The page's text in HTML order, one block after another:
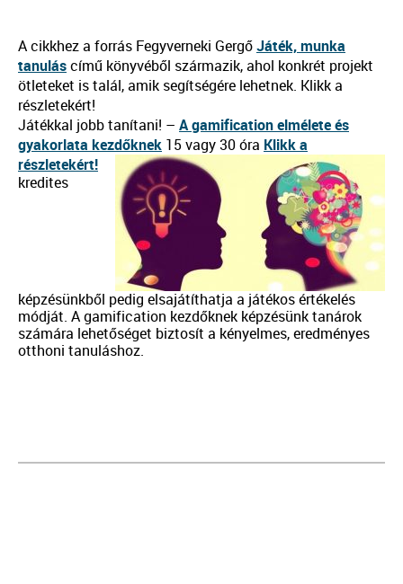
A cikkhez a forrás Fegyverneki GergőJáték, munka
tanuláscímű könyvéből származik, ahol konkrét projekt
ötleteket is talál, amik segítségére lehetnek. Klikk a
részletekért!
Játékkal jobb tanítani! – A gamification elmélete és
gyakorlata kezdőknek 15 vagy 30 óra Klikk a
részletekért!
kredites
képzésünkből pedig elsajátíthatja a játékos értékelés
módját. A gamification kezdőknek képzésünk tanárok
számára lehetőséget biztosít a kényelmes, eredményes
otthoni tanuláshoz.